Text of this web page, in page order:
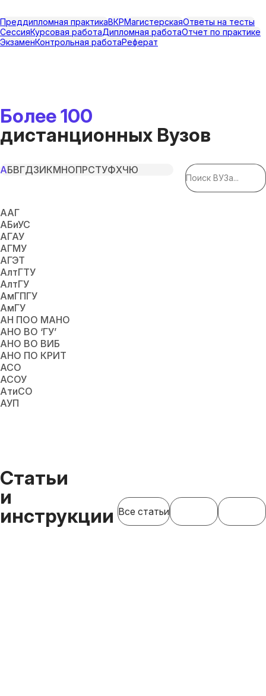
Преддипломная практикаВКРМагистерскаяОтветы на тесты
СессияКурсовая работаДипломная работаОтчет по практике
ЭкзаменКонтрольная работаРеферат
Более 100
дистанционных Вузов
АБВГДЗИКМНОПРСТУФХЧЮ
ААГ
АБиУС
АГАУ
АГМУ
АГЭТ
АлтГТУ
АлтГУ
АмГПГУ
АмГУ
АН ПОО МАНО
АНО ВО ‘ГУ’
АНО ВО ВИБ
АНО ПО КРИТ
АСО
АСОУ
АтиСО
АУП
Статьи
и
инструкции Все статьи